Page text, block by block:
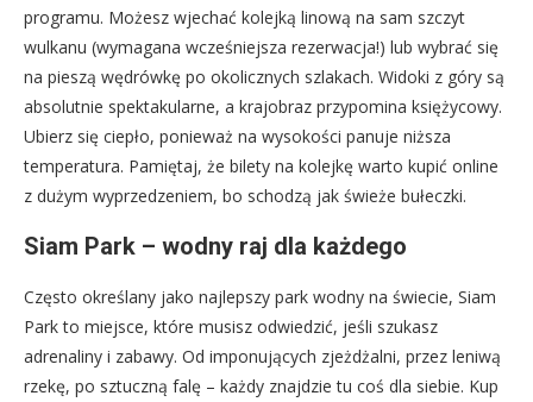
programu. Możesz wjechać kolejką linową na sam szczyt
wulkanu (wymagana wcześniejsza rezerwacja!) lub wybrać się
na pieszą wędrówkę po okolicznych szlakach. Widoki z góry są
absolutnie spektakularne, a krajobraz przypomina księżycowy.
Ubierz się ciepło, ponieważ na wysokości panuje niższa
temperatura. Pamiętaj, że bilety na kolejkę warto kupić online
z dużym wyprzedzeniem, bo schodzą jak świeże bułeczki.
Siam Park – wodny raj dla każdego
Często określany jako najlepszy park wodny na świecie, Siam
Park to miejsce, które musisz odwiedzić, jeśli szukasz
adrenaliny i zabawy. Od imponujących zjeżdżalni, przez leniwą
rzekę, po sztuczną falę – każdy znajdzie tu coś dla siebie. Kup